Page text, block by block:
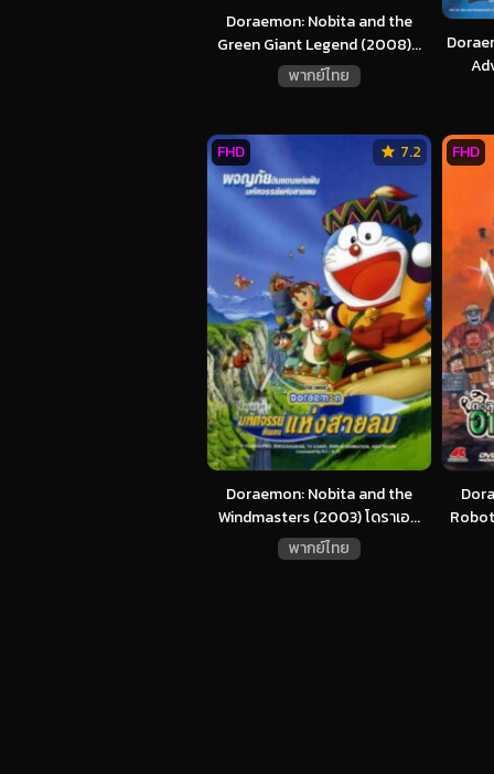
Doraemon: Nobita and the
Green Giant Legend (2008)...
พากย์ไทย
Doraemon: Nobita and the
Windmasters (2003) โดราเอ...
พากย์ไทย
7.2
FHD FHD